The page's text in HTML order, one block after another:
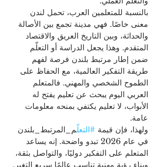
بالنسبة للمتعلمين العرب، تحمل لندن
معنى خاصًا. فهي مدينة تجمع بين الأصالة
والحداثة، وبين التاريخ العريق والاقتصاد
المتقدم. وهذا يجعل الدراسة أو التعلّم
ضمن إطار مرتبط بلندن فرصة لفهم
طريقة التفكير العالمية، مع الحفاظ على
الطموح الشخصي والمهني. فالمتعلم
العربي اليوم يبحث عن تعليم يفتح له
الأبواب، لا تعليم يكتفي بمنحه معلومات
عامة.
ولهذا، فإن قيمة #التعلّم_المرتبط_بلندن
في عام 2026 تبدو واضحة. إنه يساعد
المتعلم على التفكير دوليًا، والتواصل بثقة،
وبناء رؤية مهنية تناسب عالمًا سريع التغير.